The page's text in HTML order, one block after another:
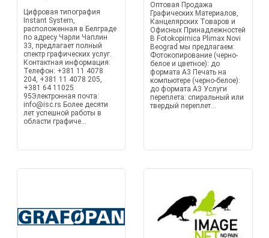
Цифровая типография
Instant System,
расположенная в Белграде
по адресу Чарли Чаплин
33, предлагает полный
спектр графических услуг.
Контактная информация:
Телефон: +381 11 4078
204, +381 11 4078 205,
+381 64 11025
95Электронная почта:
info@isc.rs Более десяти
лет успешной работы в
области графиче...
Оптовая Продажа
Графических Материалов,
Канцелярских Товаров и
Офисных Принадлежностей
В Fotokopirnica Plimax Novi
Beograd мы предлагаем:
Фотокопирование (черно-
белое и цветное): до
формата A3 Печать на
компьютере (черно-белое):
до формата A3 Услуги
переплета: спиральный или
твердый переплет...